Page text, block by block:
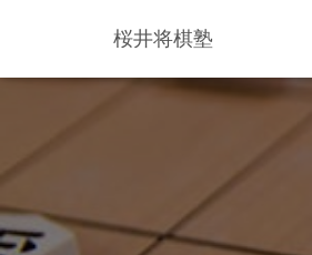
桜井将棋塾